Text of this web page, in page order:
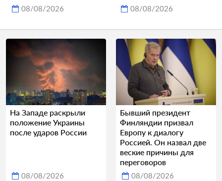
08/08/2026 08/08/2026
На Западе раскрыли
положение Украины
после ударов России
08/08/2026
Бывший президент
Финляндии призвал
Европу к диалогу
Россией. Он назвал две
веские причины для
переговоров
08/08/2026